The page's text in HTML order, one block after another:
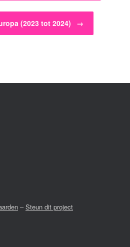
(2023 tot 2024) →
–Steun dit project